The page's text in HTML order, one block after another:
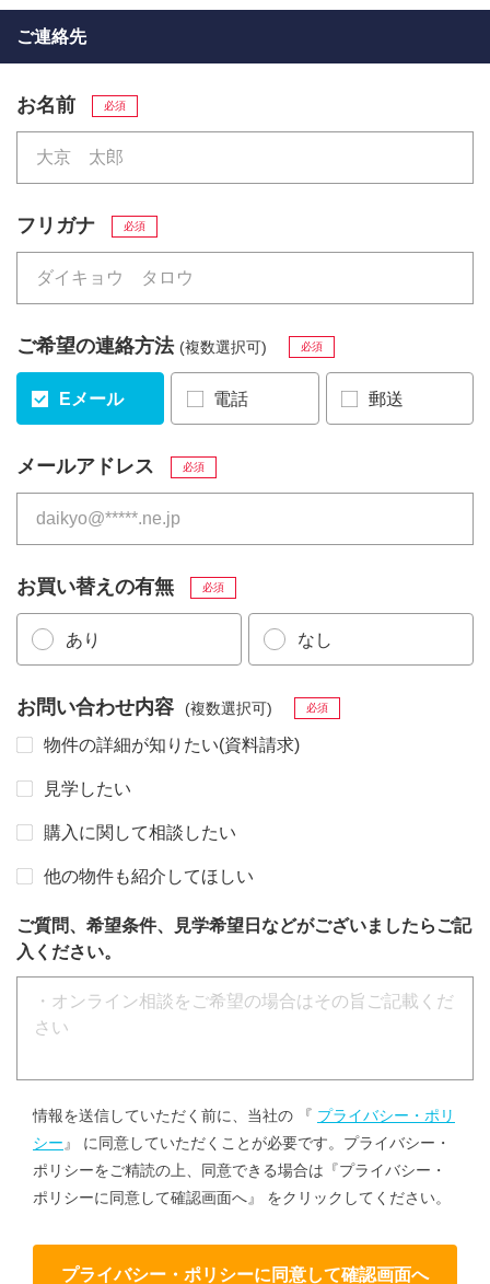
ご連絡先
お名前 必須
フリガナ 必須
ご希望の連絡方法 (複数選択可) 必須
Eメール 電話 郵送
メールアドレス 必須
お買い替えの有無 必須
あり なし
お問い合わせ内容 (複数選択可) 必須
物件の詳細が知りたい(資料請求)
見学したい
購入に関して相談したい
他の物件も紹介してほしい
ご質問、希望条件、見学希望日などがございましたらご記
入ください。
情報を送信していただく前に、当社の 『 プライバシー・ポリ
シー 』 に同意していただくことが必要です。プライバシー・
ポリシーをご精読の上、同意できる場合は『プライバシー・
ポリシーに同意して確認画面へ』 をクリックしてください。
プライバシー・ポリシーに同意して確認画面へ